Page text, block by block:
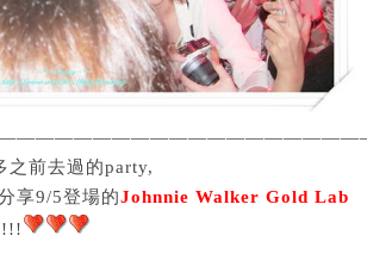
之前去過的party,
享9/5登場的Johnnie Walker Gold Lab